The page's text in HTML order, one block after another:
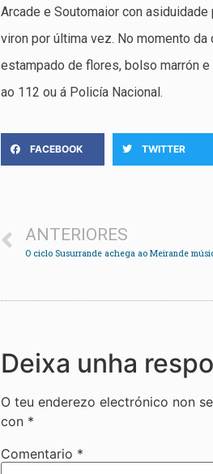
Arcade e Soutomaior con
viron por última vez. No momento
estampado de flores, bolso marrón e
ao 112 ou á Policía Nacional.
FACEBOOK TWITTER
ANTERIORES
Deixa unha
O teu enderezo electrónico non
con *
Comentario *